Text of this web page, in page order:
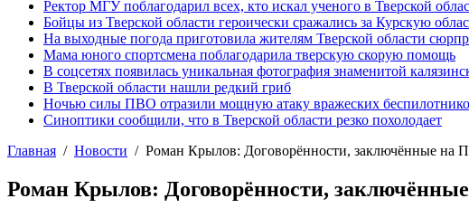
Ректор МГУ поблагодарил всех, кто искал ученого в Тверской
Бойцы из Тверской области героически сражались за Курскую
На выходные погода приготовила жителям Тверской области
Мама юного спортсмена поблагодарила тверскую скорую помощь
В соцсетях появилась уникальная фотография знаменитой
В Тверской области нашли редкий гриб
Ночью силы ПВО отразили мощную атаку вражеских
Синоптики сообщили, что в Тверской области резко похолодает
Главная
Новости Роман Крылов: Договорённости, заключённые на
Роман Крылов: Договорённости,